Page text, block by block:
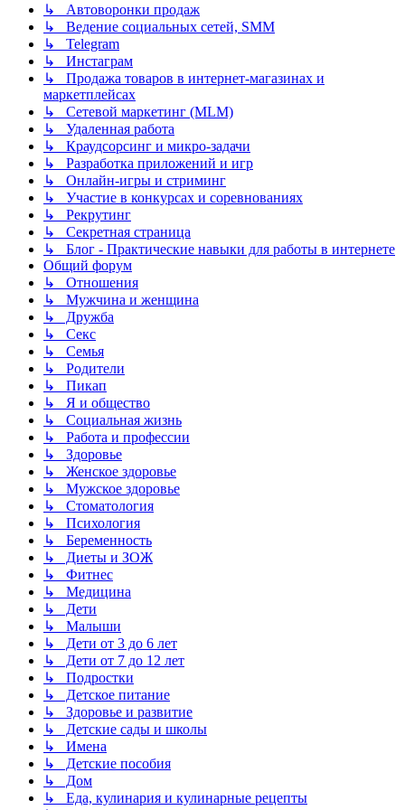
↳ Автоворонки продаж
↳ Ведение социальных сетей, SMM
↳ Telegram
↳ Инстаграм
↳ Продажа товаров в интернет-магазинах и
маркетплейсах
↳ Сетевой маркетинг (MLM)
↳ Удаленная работа
↳ Краудсорсинг и микро-задачи
↳ Разработка приложений и игр
↳ Онлайн-игры и стриминг
↳ Участие в конкурсах и соревнованиях
↳ Рекрутинг
↳ Секретная страница
↳ Блог - Практические навыки для работы в интернете
Общий форум
↳ Отношения
↳ Мужчина и женщина
↳ Дружба
↳ Секс
↳ Семья
↳ Родители
↳ Пикап
↳ Я и общество
↳ Социальная жизнь
↳ Работа и профессии
↳ Здоровье
↳ Женское здоровье
↳ Мужское здоровье
↳ Стоматология
↳ Психология
↳ Беременность
↳ Диеты и ЗОЖ
↳ Фитнес
↳ Медицина
↳ Дети
↳ Малыши
↳ Дети от 3 до 6 лет
↳ Дети от 7 до 12 лет
↳ Подростки
↳ Детское питание
↳ Здоровье и развитие
↳ Детские сады и школы
↳ Имена
↳ Детские пособия
↳ Дом
↳ Еда, кулинария и кулинарные рецепты